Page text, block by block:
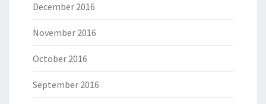
December 2016
November 2016
October 2016
September 2016